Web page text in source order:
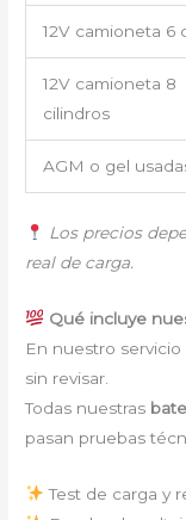
12V camioneta 6
12V camioneta 8
cilindros
AGM o gel
Los precios
real de carga.
Qué incluye
En nuestro
sin revisar.
Todas nuestras
pasan pruebas
Test de carga y